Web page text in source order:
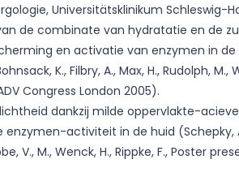
Universitätsklinikum Schleswig-
de combinate van hydratatie en de
en activatie van enzymen in de
K., Filbry, A., Max, H., Rudolph, M.,
Congress London 2005).
dankzij milde oppervlakte-
activiteit in de huid (Schepky,
V., M., Wenck, H., Rippke, F., Poster